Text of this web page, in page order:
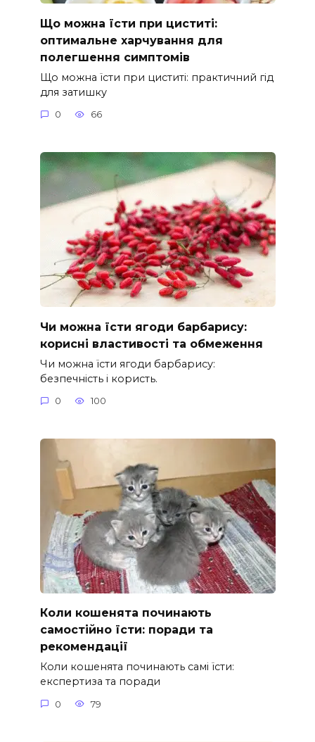
Що можна їсти при циститі:
оптимальне харчування для
полегшення симптомів
Що можна їсти при циститі: практичний гід
для затишку
0 66
Чи можна їсти ягоди барбарису:
корисні властивості та обмеження
Чи можна їсти ягоди барбарису:
безпечність і користь.
0 100
Коли кошенята починають
самостійно їсти: поради та
рекомендації
Коли кошенята починають самі їсти:
експертиза та поради
0 79